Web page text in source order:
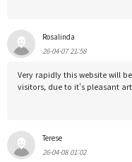
Rosalinda
26-04-07 21:58
Very rapidly this website will
visitors, due to it's pleasant
Terese
26-04-08 01:02